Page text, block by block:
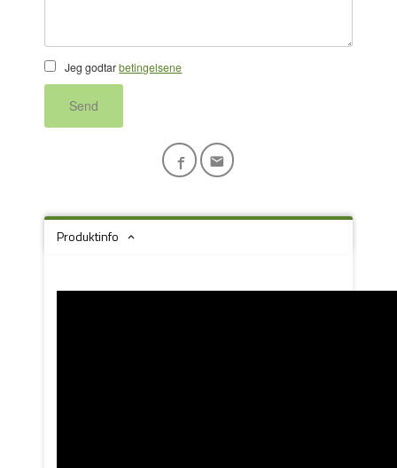
Jeg godtarbetingelsene
Send
Produktinfo